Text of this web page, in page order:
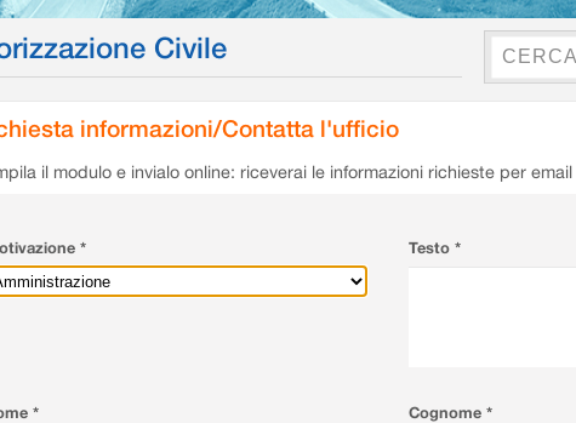
Civile
informazioni/Contatta l'ufficio
il modulo e invialo online: riceverai le informazioni richieste per
* Testo *
* Cognome *